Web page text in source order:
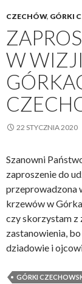
CZECHÓW, GÓRKI
W
22 STYCZNIA 2020
Szanowni
zaproszenie do
przeprowadzona
krzewów w
czy skorzystam z
zastanowienia,
dziadowie i
GÓRKI